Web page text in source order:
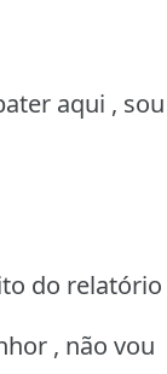
aqui ,
do relatório
, não vou